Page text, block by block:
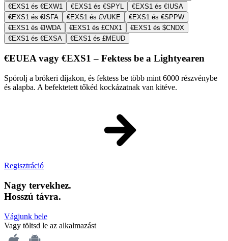
€EXS1 és €EXW1
€EXS1 és €SPYL
€EXS1 és €IUSA
€EXS1 és €ISFA
€EXS1 és £VUKE
€EXS1 és €SPPW
€EXS1 és €IWDA
€EXS1 és £CNX1
€EXS1 és $CNDX
€EXS1 és €EXSA
€EXS1 és £MEUD
€EUEA vagy €EXS1 – Fektess be a Lightyearen
Spórolj a brókeri díjakon, és fektess be több mint 6000 részvénybe
és alapba. A befektetett tőkéd kockázatnak van kitéve.
Regisztráció
Nagy tervekhez.
Hosszú távra.
Vágjunk bele
Vagy töltsd le az alkalmazást